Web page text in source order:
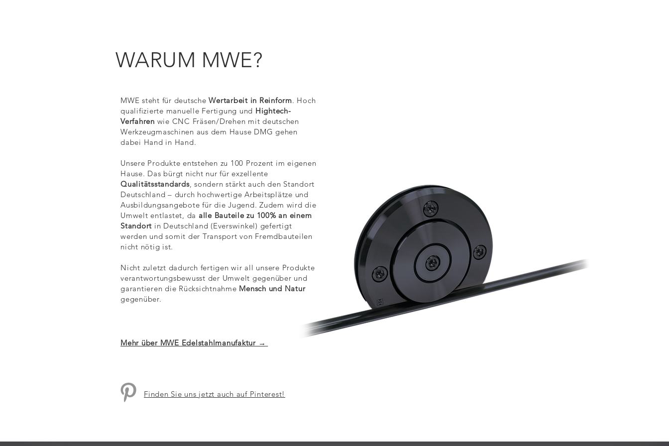
WARUM MWE?
MWE steht für deutscheWertarbeit in Reinform. Hoch
qualifizierte manuelle Fertigung und Hightech-
Verfahren wie CNC Fräsen/Drehen mit deutschen
Werkzeugmaschinen aus dem Hause DMG gehen
dabei Hand in Hand.
Unsere Produkte entstehen zu 100 Prozent im eigenen
Hause. Das bürgt nicht nur für exzellente
Qualitätsstandards, sondern stärkt auch den Standort
Deutschland – durch hochwertige Arbeitsplätze und
Ausbildungsangebote für die Jugend. Zudem wird die
Umwelt entlastet, da alle Bauteile zu 100% an einem
Standort in Deutschland (Everswinkel) gefertigt
werden und somit der Transport von Fremdbauteilen
nicht nötig ist.
Nicht zuletzt dadurch fertigen wir all unsere Produkte
verantwortungsbewusst der Umwelt gegenüber und
garantieren die Rücksichtnahme Mensch und Natur
gegenüber.
Mehr über MWE Edelstahlmanufaktur →
Finden Sie uns jetzt auch auf Pinterest!